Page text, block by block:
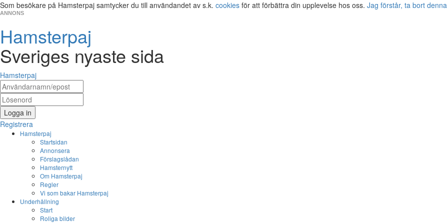
Som besökare på Hamsterpaj samtycker du till användandet av s.k. cookies för att förbättra din upplevelse hos oss. Jag förstår, ta bort
ANNONS
Hamsterpaj
Sveriges nyaste sida
Hamsterpaj
Logga in
Registrera
Hamsterpaj
Startsidan
Annonsera
Förslagslådan
Hamsternytt
Om Hamsterpaj
Regler
Vi som bakar Hamsterpaj
Underhållning
Start
Roliga bilder